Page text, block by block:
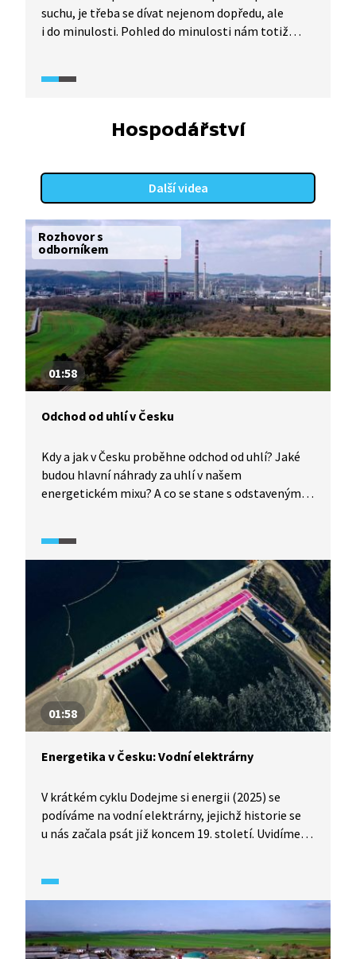
suchu, je třeba se dívat nejenom dopředu, ale
i do minulosti. Pohled do minulosti nám totiž
trápilo i naše předky, kteří se suchem bojovali
Hospodářství
Další videa
Rozhovor s
odborníkem
01:58
Odchod od uhlí v Česku
Kdy a jak v Česku proběhne odchod od uhlí? Jaké
budou hlavní náhrady za uhlí v našem
energetickém mixu? A co se stane s odstavenými
Petr Binhack z ministerstva průmyslu a obchodu.
01:58
Energetika v Česku: Vodní elektrárny
V krátkém cyklu Dodejme si energii (2025) se
podíváme na vodní elektrárny, jejichž historie se
u nás začala psát již koncem 19. století. Uvidíme